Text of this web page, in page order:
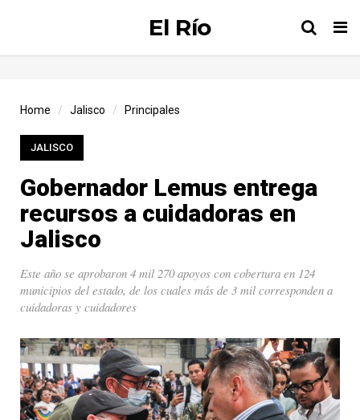
El Río
Home Jalisco Principales
JALISCO
Gobernador Lemus entrega
recursos a cuidadoras en
Jalisco
Este año se aprobaron 4 mil 270 apoyos con cobertura en 124
municipios del estado, de los cuales más de 3 mil corresponden a
cuidadoras y cuidadores